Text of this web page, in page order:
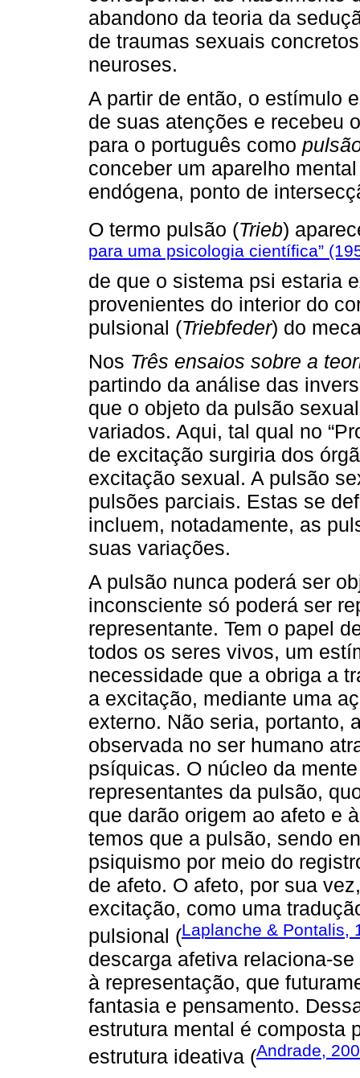
abandono da teoria da
de traumas sexuais
neuroses.
A partir de então, o estímulo
de suas atenções e recebeu
para o português como
conceber um aparelho
endógena, ponto de
O termo pulsão (Trieb)
para uma psicologia científica”
de que o sistema psi estaria
provenientes do interior do
pulsional (Triebfeder) do
Nos Três ensaios sobre a
partindo da análise das
que o objeto da pulsão
variados. Aqui, tal qual no
de excitação surgiria dos
excitação sexual. A pulsão
pulsões parciais. Estas se
incluem, notadamente, as
suas variações.
A pulsão nunca poderá ser
inconsciente só poderá ser
representante. Tem o papel
todos os seres vivos, um
necessidade que a obriga a
a excitação, mediante uma
externo. Não seria, portanto,
observada no ser humano
psíquicas. O núcleo da
representantes da pulsão,
que darão origem ao afeto e
temos que a pulsão, sendo
psiquismo por meio do
de afeto. O afeto, por sua
excitação, como uma
pulsional (Laplanche & Pontalis,
descarga afetiva relaciona-
à representação, que
fantasia e pensamento.
estrutura mental é composta
estrutura ideativa (Andrade,